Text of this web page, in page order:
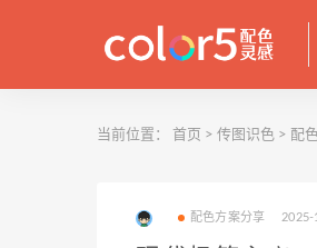
当前位置： 首页 > 传图识色 > 配
配色方案分享 2025-